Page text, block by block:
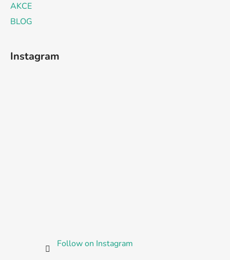
AKCE
BLOG
Instagram
Follow on Instagram